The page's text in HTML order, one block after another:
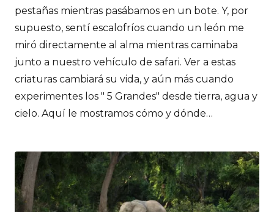
pestañas mientras pasábamos en un bote. Y, por
supuesto, sentí escalofríos cuando un león me
miró directamente al alma mientras caminaba
junto a nuestro vehículo de safari. Ver a estas
criaturas cambiará su vida, y aún más cuando
experimentes los " 5 Grandes" desde tierra, agua y
cielo. Aquí le mostramos cómo y dónde…